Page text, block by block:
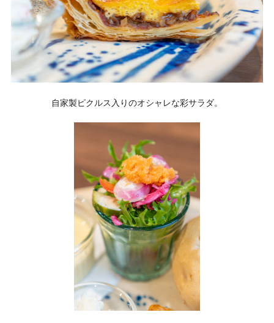
自家製ピクルス入りのオシャレな彩サラダ。